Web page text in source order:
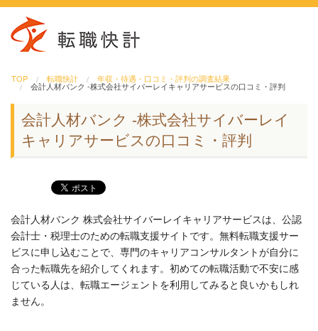
TOP 転職快計 年収・待遇・口コミ・評判の調査結果
会計人材バンク -株式会社サイバーレイキャリアサービスの口コミ・評判
会計人材バンク -株式会社サイバーレイ
キャリアサービスの口コミ・評判
会計人材バンク 株式会社サイバーレイキャリアサービスは、公認
会計士・税理士のための転職支援サイトです。無料転職支援サー
ビスに申し込むことで、専門のキャリアコンサルタントが自分に
合った転職先を紹介してくれます。初めての転職活動で不安に感
じている人は、転職エージェントを利用してみると良いかもしれ
ません。